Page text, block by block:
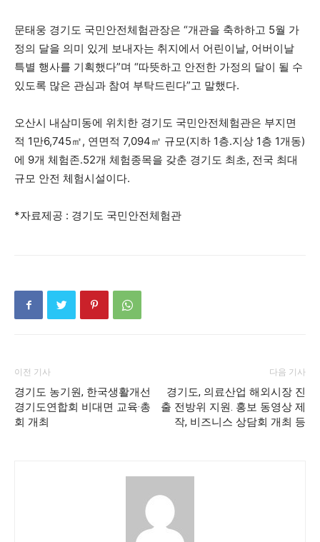
문태웅 경기도 국민안전체험관장은 “개관을 축하하고 5월 가
정의 달을 의미 있게 보내자는 취지에서 어린이날, 어버이날
특별 행사를 기획했다”며 “따뜻하고 안전한 가정의 달이 될 수
있도록 많은 관심과 참여 부탁드린다”고 말했다.
오산시 내삼미동에 위치한 경기도 국민안전체험관은 부지면
적 1만6,745㎡, 연면적 7,094㎡ 규모(지하 1층․지상 1층 1개동)
에 9개 체험존․52개 체험종목을 갖춘 경기도 최초, 전국 최대
규모 안전 체험시설이다.
*자료제공 : 경기도 국민안전체험관
이전 기사
경기도 농기원, 한국생활개선
경기도연합회 비대면 교육·총
회 개최
다음 기사
경기도, 의료산업 해외시장 진
출 전방위 지원. 홍보 동영상 제
작, 비즈니스 상담회 개최 등